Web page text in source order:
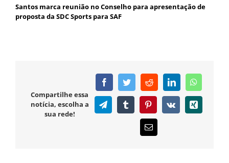
Santos marca reunião no Conselho para apresentação de
proposta da SDC Sports para SAF
Compartilhe essa
notícia, escolha a
sua rede!
FacebookTwitterRedditLinkedIn
TelegramTumblr PinterestVk Xing
E-
mail